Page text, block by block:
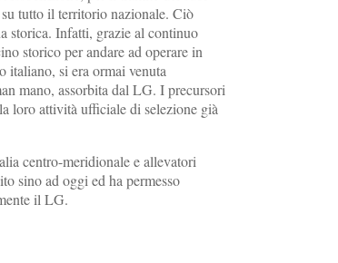
tutto il territorio nazionale. Ciò
storica. Infatti, grazie al continuo
storico per andare ad operare in
italiano, si era ormai venuta
mano, assorbita dal LG. I precursori
loro attività ufficiale di selezione già
centro-meridionale e allevatori
sino ad oggi ed ha permesso
il LG.